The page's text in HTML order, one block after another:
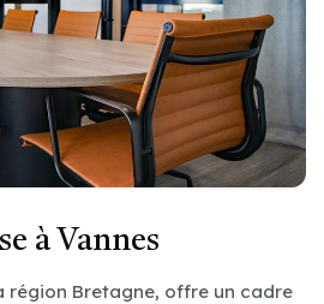
à Vannes
région Bretagne, offre un cadre